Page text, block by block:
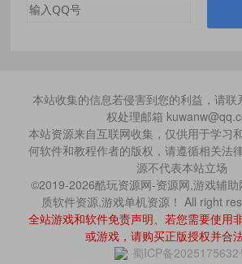
本站收集的信息若侵害到您的利益，请联
权处理邮箱
本站资源来自互联网收集，仅供用于学习
何软件和教程作者的版权，请遵循相关法
源不代表本站立场
©2019-2026酷玩资源网-资源网,游戏辅
质软件资源,游戏单机资源！ All right
全站游戏和软件免责声明、若您需要使用
或游戏，请购买正版授权并合法
蜀ICP备2025175632